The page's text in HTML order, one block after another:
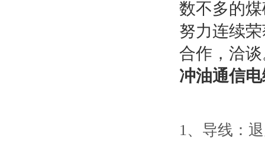
数不多的
努力连续荣
合作，洽
冲油通信
1、导线：